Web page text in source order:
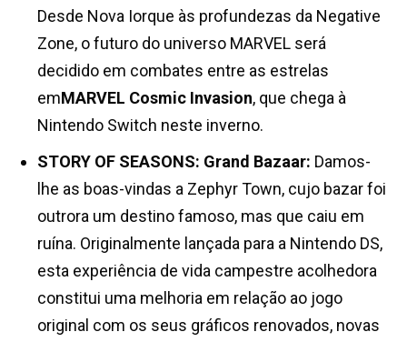
Desde Nova Iorque às profundezas da Negative
Zone, o futuro do universo MARVEL será
decidido em combates entre as estrelas
emMARVEL Cosmic Invasion, que chega à
Nintendo Switch neste inverno.
STORY OF SEASONS: Grand Bazaar: Damos-
lhe as boas-vindas a Zephyr Town, cujo bazar foi
outrora um destino famoso, mas que caiu em
ruína. Originalmente lançada para a Nintendo DS,
esta experiência de vida campestre acolhedora
constitui uma melhoria em relação ao jogo
original com os seus gráficos renovados, novas